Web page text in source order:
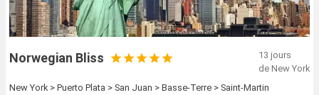
Norwegian Bliss
13 jours
de New York
New York > Puerto Plata > San Juan > Basse-Terre > Saint-Martin